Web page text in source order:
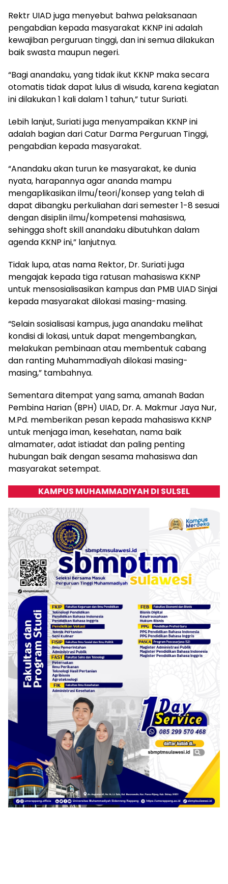
Rektr UIAD juga menyebut bahwa pelaksanaan
pengabdian kepada masyarakat KKNP ini adalah
kewajiban perguruan tinggi, dan ini semua dilakukan
baik swasta maupun negeri.
“Bagi anandaku, yang tidak ikut KKNP maka secara
otomatis tidak dapat lulus di wisuda, karena kegiatan
ini dilakukan 1 kali dalam 1 tahun,” tutur Suriati.
Lebih lanjut, Suriati juga menyampaikan KKNP ini
adalah bagian dari Catur Darma Perguruan Tinggi,
pengabdian kepada masyarakat.
“Anandaku akan turun ke masyarakat, ke dunia
nyata, harapannya agar ananda mampu
mengaplikasikan ilmu/teori/konsep yang telah di
dapat dibangku perkuliahan dari semester 1-8 sesuai
dengan disiplin ilmu/kompetensi mahasiswa,
sehingga shoft skill anandaku dibutuhkan dalam
agenda KKNP ini,” lanjutnya.
Tidak lupa, atas nama Rektor, Dr. Suriati juga
mengajak kepada tiga ratusan mahasiswa KKNP
untuk mensosialisasikan kampus dan PMB UIAD Sinjai
kepada masyarakat dilokasi masing-masing.
“Selain sosialisasi kampus, juga anandaku melihat
kondisi di lokasi, untuk dapat mengembangkan,
melakukan pembinaan atau membentuk cabang
dan ranting Muhammadiyah dilokasi masing-
masing,” tambahnya.
Sementara ditempat yang sama, amanah Badan
Pembina Harian (BPH) UIAD, Dr. A. Makmur Jaya Nur,
M.Pd. memberikan pesan kepada mahasiswa KKNP
untuk menjaga iman, kesehatan, nama baik
almamater, adat istiadat dan paling penting
hubungan baik dengan sesama mahasiswa dan
masyarakat setempat.
KAMPUS MUHAMMADIYAH DI SULSEL